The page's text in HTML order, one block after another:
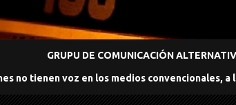
GRUPU DE COMUNICACIÓN
no tienen voz en los medios convencionales,